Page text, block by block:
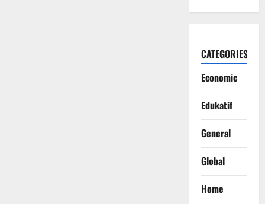
CATEGORIES
Economic
Edukatif
General
Global
Home